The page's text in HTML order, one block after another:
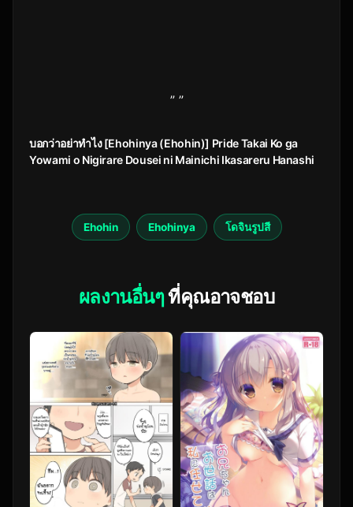
” ”
บอกว่าอย่าทำไง [Ehohinya (Ehohin)] Pride Takai Ko ga
Yowami o Nigirare Dousei ni Mainichi Ikasareru Hanashi
Ehohin Ehohinya โดจินรูปสี
ผลงานอื่นๆที่คุณอาจชอบ